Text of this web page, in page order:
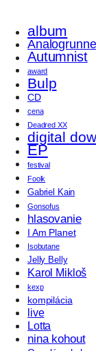
album
Autumnist
award
Bulp
CD
cena
Deadred XX
digital
EP
festival
Foolk
Gabriel Kain
Gonsofus
hlasovanie
I Am Planet
Isobutane
Jelly Belly
Karol Mikloš
kexp
kompilácia
live
Lotta
nina kohout